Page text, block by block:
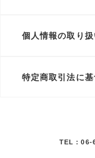
個人情報の取り
特定商取引法に
TEL：06-